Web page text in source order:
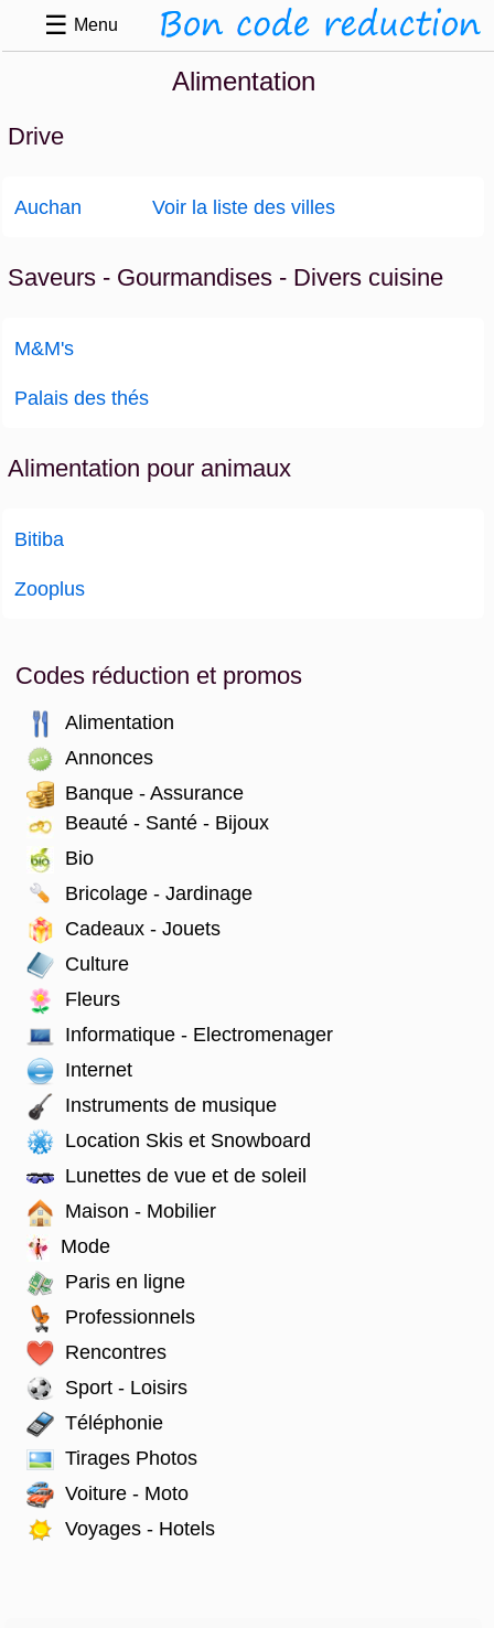
☰ Menu
Alimentation
Drive
Auchan Voir la liste des villes
Saveurs - Gourmandises - Divers cuisine
M&M's
Palais des thés
Alimentation pour animaux
Bitiba
Zooplus
Codes réduction et promos
Alimentation
Annonces
Banque - Assurance
Beauté - Santé - Bijoux
Bio
Bricolage - Jardinage
Cadeaux - Jouets
Culture
Fleurs
Informatique - Electromenager
Internet
Instruments de musique
Location Skis et Snowboard
Lunettes de vue et de soleil
Maison - Mobilier
Mode
Paris en ligne
Professionnels
Rencontres
Sport - Loisirs
Téléphonie
Tirages Photos
Voiture - Moto
Voyages - Hotels